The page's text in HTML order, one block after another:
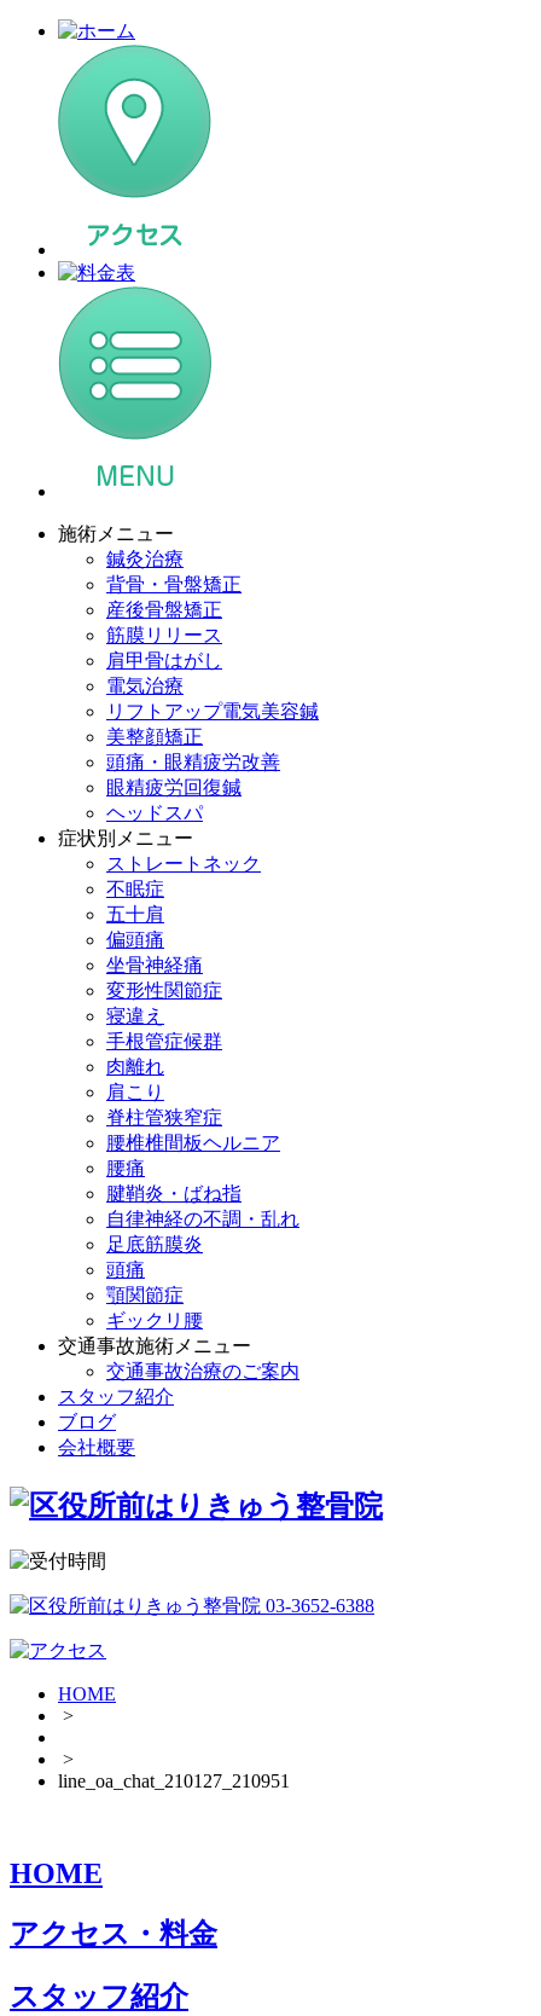
施術メニュー
鍼灸治療
背骨・骨盤矯正
産後骨盤矯正
筋膜リリース
肩甲骨はがし
電気治療
リフトアップ電気美容鍼
美整顔矯正
頭痛・眼精疲労改善
眼精疲労回復鍼
ヘッドスパ
症状別メニュー
ストレートネック
不眠症
五十肩
偏頭痛
坐骨神経痛
変形性関節症
寝違え
手根管症候群
肉離れ
肩こり
脊柱管狭窄症
腰椎椎間板ヘルニア
腰痛
腱鞘炎・ばね指
自律神経の不調・乱れ
足底筋膜炎
頭痛
顎関節症
ギックリ腰
交通事故施術メニュー
交通事故治療のご案内
スタッフ紹介
ブログ
会社概要
HOME
>
>
line_oa_chat_210127_210951
HOME
アクセス・料金
スタッフ紹介